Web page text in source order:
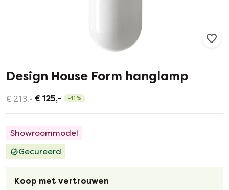
Design House Form hanglamp
€ 213,- € 125,- -41 %
Showroommodel
Gecureerd
Koop met vertrouwen